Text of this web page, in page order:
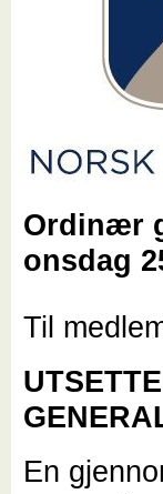
Ordinær
onsdag
Til
En